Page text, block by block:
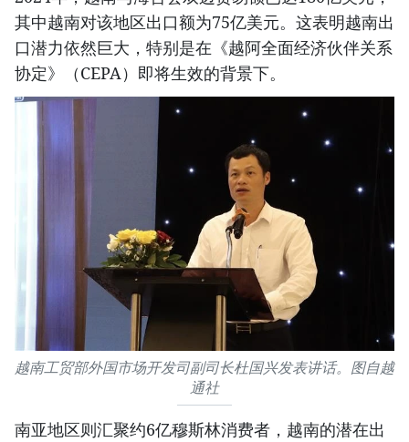
其中越南对该地区出口额为75亿美元。这表明越南出
口潜力依然巨大，特别是在《越阿全面经济伙伴关系
协定》（CEPA）即将生效的背景下。
越南工贸部外国市场开发司副司长杜国兴发表讲话。图自越
通社
南亚地区则汇聚约6亿穆斯林消费者，越南的潜在出